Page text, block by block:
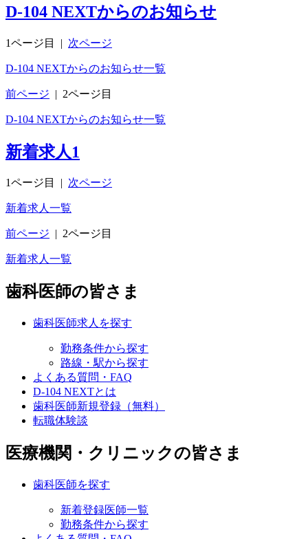
D-104 NEXTからのお知らせ
1ページ目 | 次ページ
D-104 NEXTからのお知らせ一覧
前ページ | 2ページ目
D-104 NEXTからのお知らせ一覧
新着求人1
1ページ目 次ページ
新着求人一覧
前ページ 2ページ目
新着求人一覧
歯科医師の皆さま
歯科医師求人を探す
勤務条件から探す
路線・駅から探す
よくある質問・FAQ
D-104 NEXTとは
歯科医師新規登録（無料）
転職体験談
医療機関・クリニックの皆さま
歯科医師を探す
新着登録医師一覧
勤務条件から探す